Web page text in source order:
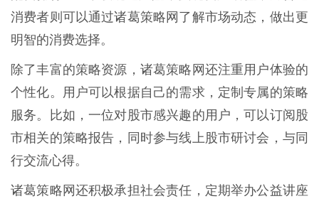
消费者则可以通过诸葛策略网了解市场动态，做出更
明智的消费选择。
除了丰富的策略资源，诸葛策略网还注重用户体验的
个性化。用户可以根据自己的需求，定制专属的策略
服务。比如，一位对股市感兴趣的用户，可以订阅股
市相关的策略报告，同时参与线上股市研讨会，与同
行交流心得。
诸葛策略网还积极承担社会责任，定期举办公益讲座